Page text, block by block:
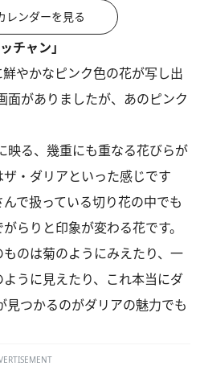
レンダーを見る
チャン」
やかなピンク色の花が写し出
面がありましたが、あのピンク
る、幾重にも重なる花びらが
・ダリアといった感じです
で扱っている切り花の中でも
らりと印象が変わる花です。
のは菊のようにみえたり、一
うに見えたり、これ本当にダ
見つかるのがダリアの魅力でも